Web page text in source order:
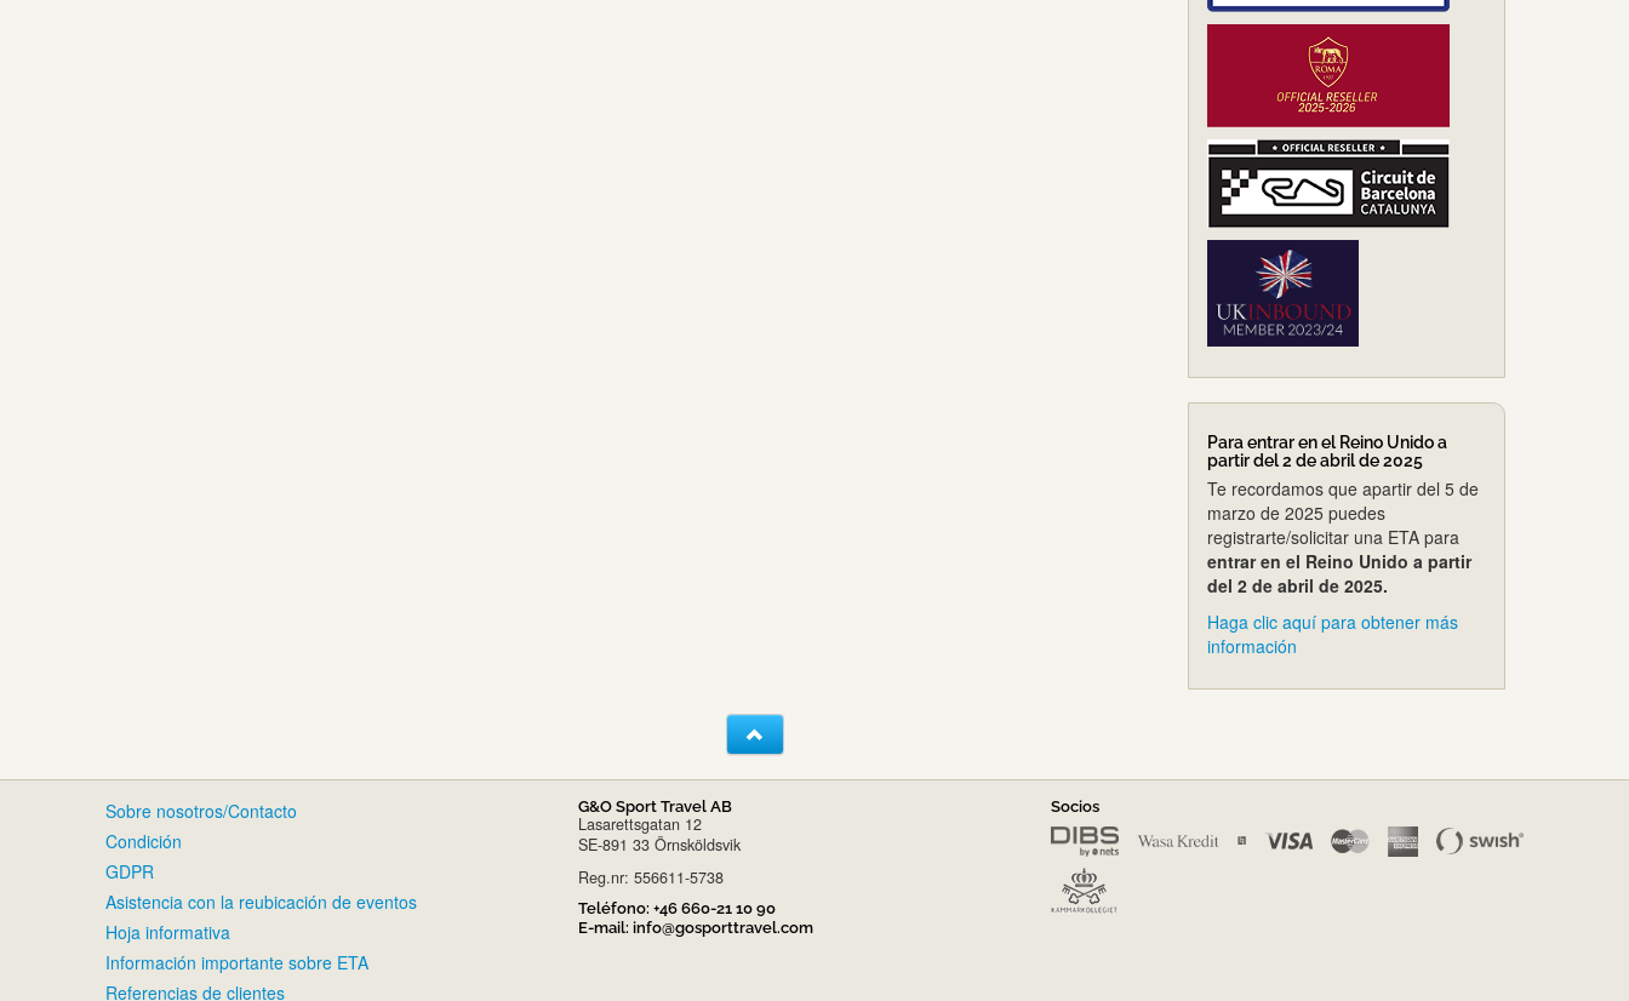
Para entrar en el Reino Unido a
partir del 2 de abril de 2025
Te recordamos que apartir del 5 de
marzo de 2025 puedes
registrarte/solicitar una ETA para
entrar en el Reino Unido a partir
del 2 de abril de 2025.
Haga clic aquí para obtener más
información
Sobre nosotros/Contacto
Condición
GDPR
Asistencia con la reubicación de eventos
Hoja informativa
Información importante sobre ETA
Referencias de clientes
G&O Sport Travel AB
Lasarettsgatan 12
SE-891 33 Örnsköldsvik
Reg.nr: 556611-5738
Teléfono: +46 660-21 10 90
E-mail: info@gosporttravel.com
Socios